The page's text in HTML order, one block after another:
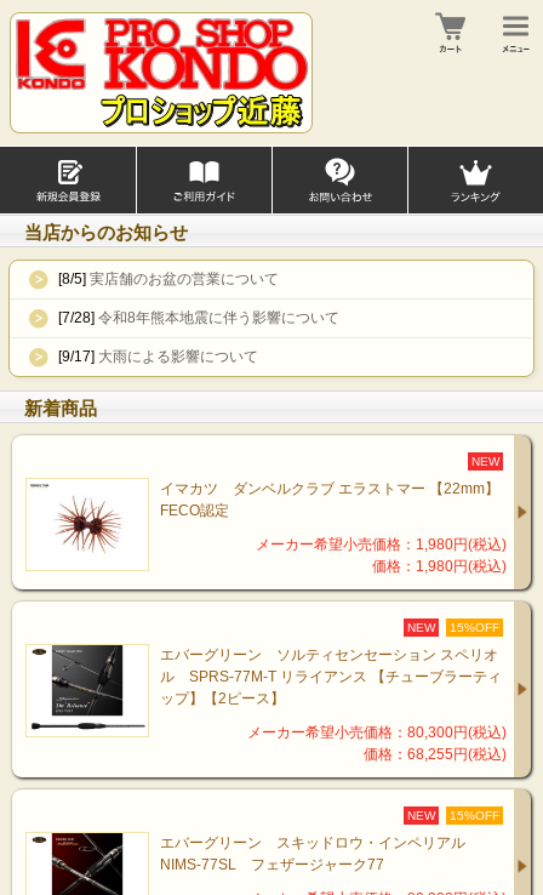
当店からのお知らせ
[8/5] 実店舗のお盆の営業について
[7/28] 令和8年熊本地震に伴う影響について
[9/17] 大雨による影響について
新着商品
NEW
イマカツ ダンベルクラブ エラストマー 【22mm】
FECO認定
メーカー希望小売価格：1,980円(税込)
価格：1,980円(税込)
NEW 15%OFF
エバーグリーン ソルティセンセーション スペリオ
ル SPRS-77M-T リライアンス 【チューブラーティ
ップ】【2ピース】
メーカー希望小売価格：80,300円(税込)
価格：68,255円(税込)
NEW 15%OFF
エバーグリーン スキッドロウ・インペリアル
NIMS-77SL フェザージャーク77